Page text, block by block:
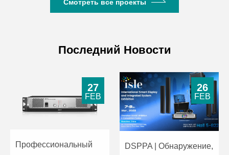
Смотреть все проекты
Последний Новости
Профессиональный
27
FEB
DSPPA | Обнаружение,
26
FEB